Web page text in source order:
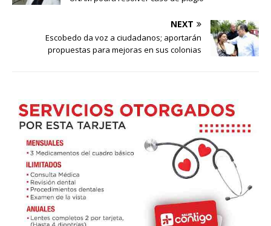
NEXT
Escobedo da voz a ciudadanos; aportarán
propuestas para mejoras en sus colonias